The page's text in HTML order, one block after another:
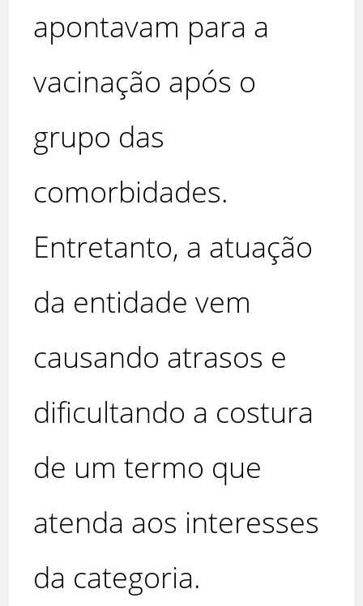
apontavam para a
vacinação após o
grupo das
comorbidades.
Entretanto, a atuação
da entidade vem
causando atrasos e
dificultando a costura
de um termo que
atenda aos interesses
da categoria.